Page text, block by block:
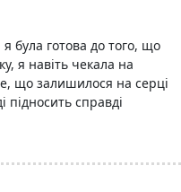
була готова до того, що
я навіть чекала на
що залишилося на серці
підносить справді